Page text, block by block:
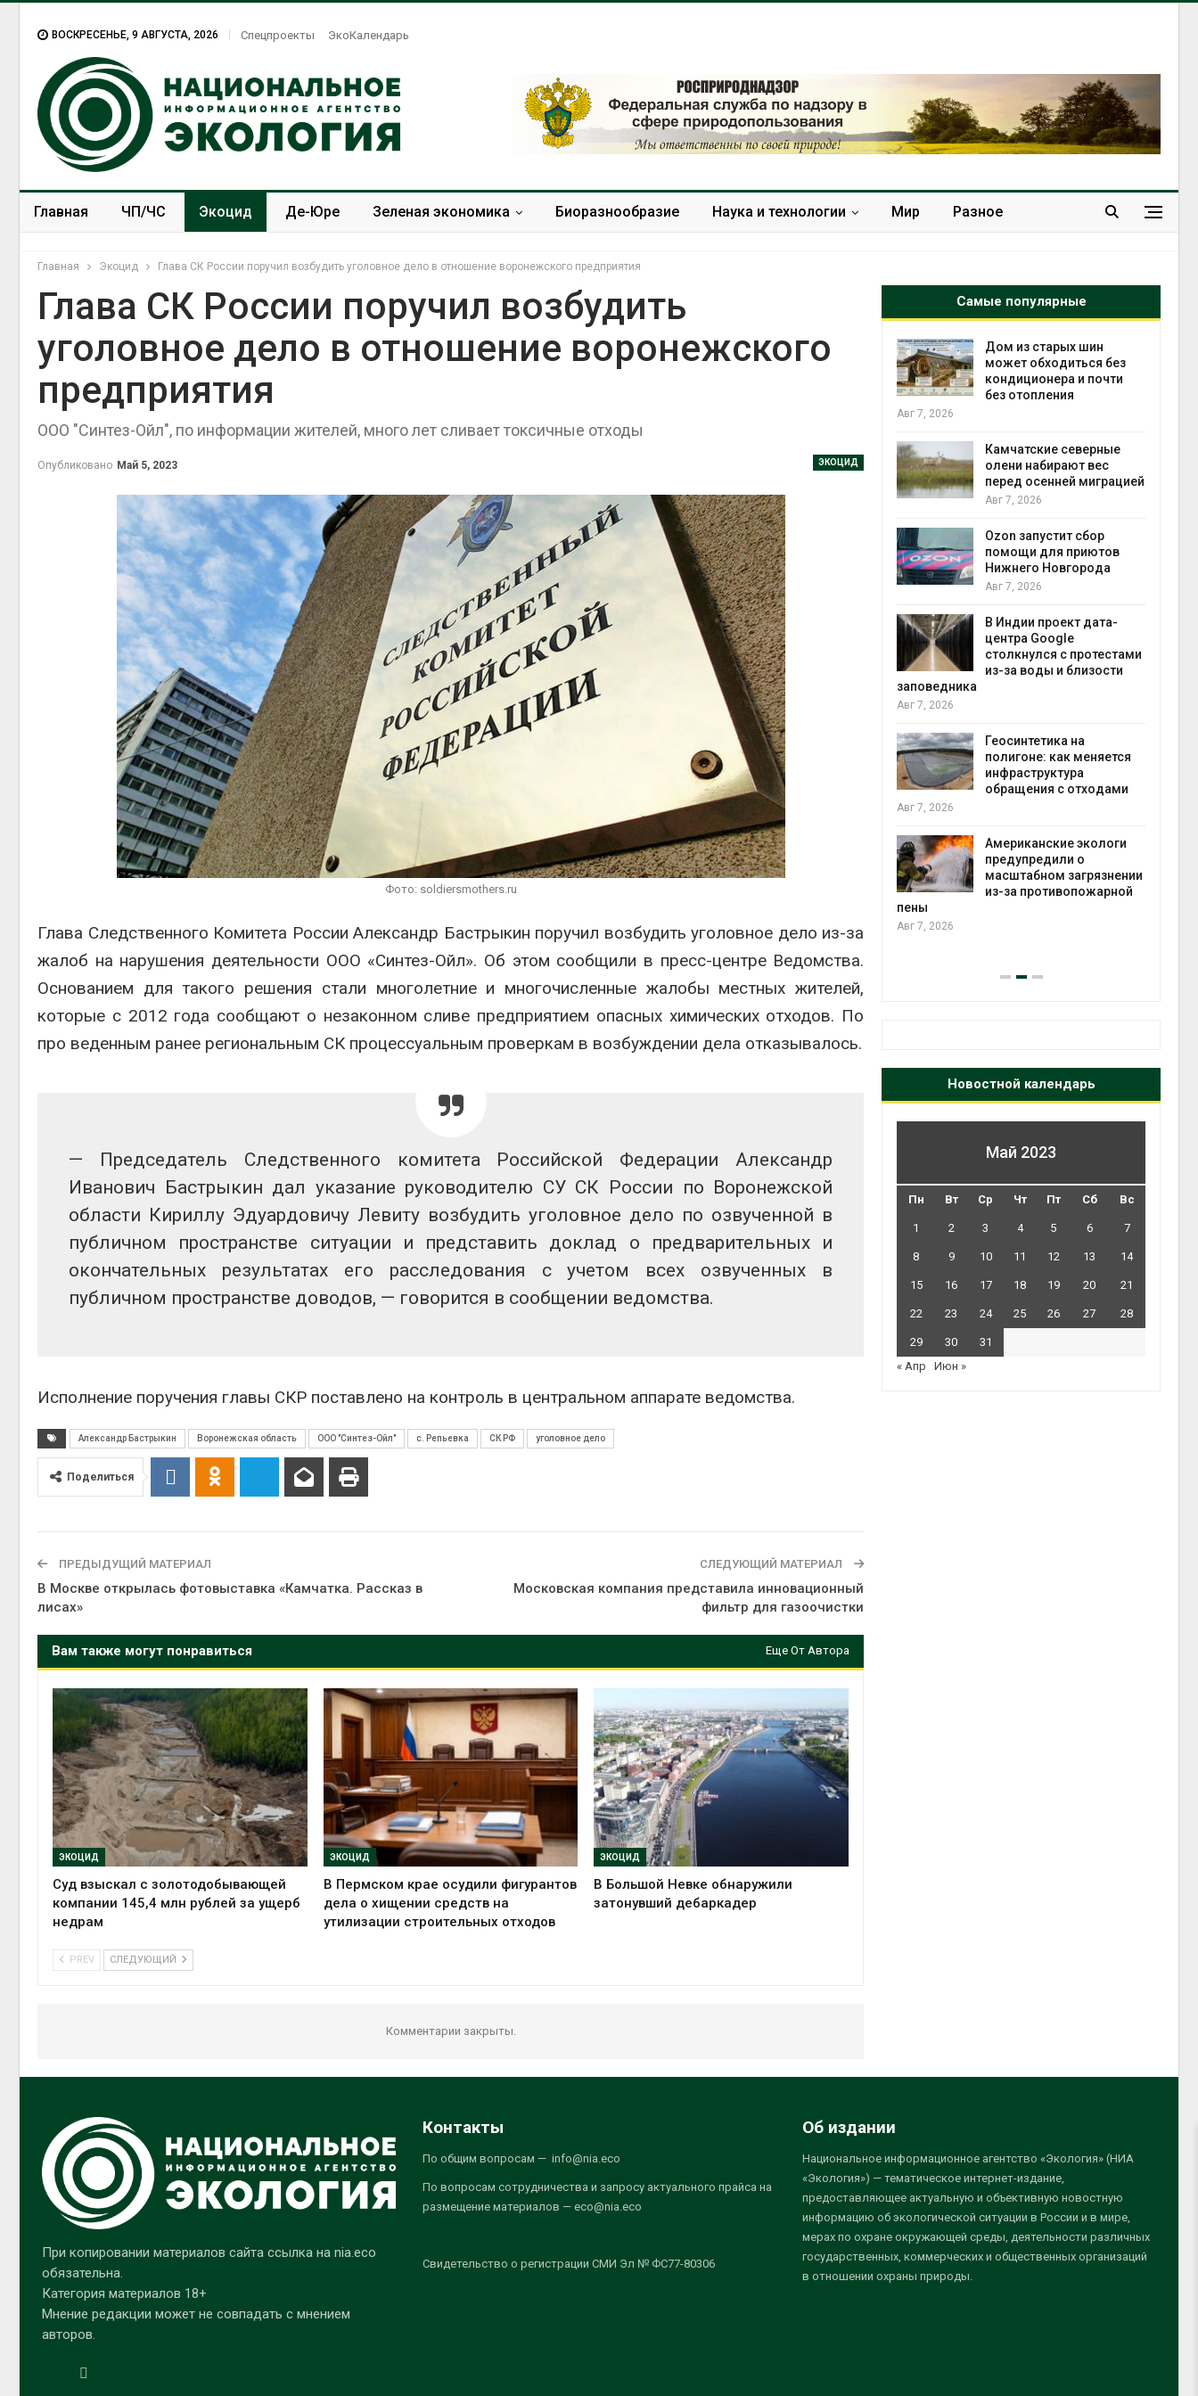
ВОСКРЕСЕНЬЕ, 9 АВГУСТА, 2026 Спецпроекты ЭкоКалендарь
Главная ЧП/ЧС Экоцид Де-Юре Зеленая экономика Биоразнообразие Наука и технологии Мир Разное
Главная Экоцид Глава СК России поручил возбудить уголовное дело в отношение воронежского предприятия
Глава СК России поручил возбудить
уголовное дело в отношение воронежского
предприятия
ООО "Синтез-Ойл", по информации жителей, много лет сливает токсичные отходы
ЭКОЦИД
Опубликовано Май 5, 2023
Фото: soldiersmothers.ru
Глава Следственного Комитета России Александр Бастрыкин поручил возбудить уголовное дело из-за
жалоб на нарушения деятельности ООО «Синтез-Ойл». Об этом сообщили в пресс-центре Ведомства.
Основанием для такого решения стали многолетние и многочисленные жалобы местных жителей,
которые с 2012 года сообщают о незаконном сливе предприятием опасных химических отходов. По
про веденным ранее региональным СК процессуальным проверкам в возбуждении дела отказывалось.
— Председатель Следственного комитета Российской Федерации Александр
Иванович Бастрыкин дал указание руководителю СУ СК России по Воронежской
области Кириллу Эдуардовичу Левиту возбудить уголовное дело по озвученной в
публичном пространстве ситуации и представить доклад о предварительных и
окончательных результатах его расследования с учетом всех озвученных в
публичном пространстве доводов, — говорится в сообщении ведомства.
Исполнение поручения главы СКР поставлено на контроль в центральном аппарате ведомства.
Александр Бастрыкин Воронежская область ООО "Синтез-Ойл" с. Репьевка СК РФ уголовное дело
Поделиться
ПРЕДЫДУЩИЙ МАТЕРИАЛ
В Москве открылась фотовыставка «Камчатка. Рассказ в
лисах»
СЛЕДУЮЩИЙ МАТЕРИАЛ
Московская компания представила инновационный
фильтр для газоочистки
Вам также могут понравиться Еще От Автора
ЭКОЦИД
Суд взыскал с золотодобывающей
компании 145,4 млн рублей за ущерб
недрам
ЭКОЦИД
В Пермском крае осудили фигурантов
дела о хищении средств на
утилизации строительных отходов
ЭКОЦИД
В Большой Невке обнаружили
затонувший дебаркадер
PREV СЛЕДУЮЩИЙ
Комментарии закрыты.
Самые популярные
Названы ведущие
экологические НКО
экстремальными
природными явлениями
Авг 7, 2026
Солнечные панели над
каналами позволяют
одновременно
вырабатывать энергию и
экономить воду
Авг 7, 2026
Дождевая вода с крыш
может помочь городам
переживать жару
Авг 7, 2026
Панамский канал вновь
пресной воды
Авг 6, 2026
Банановые стебли в
Бангладеш превращают в
болезни печени
Авг 8, 2026
Региональный
экологический контроль
в России фактически
ушёл от проверок к
наблюдению
Южная Корея ускорит
развитие солнечной
энергетики из-за роста
спроса со стороны ИИ
Приток воды в
водохранилища Волги и
Камы в августе может
превысить норму почти в
полтора раза
Авг 7, 2026
роста ущерба от пожаров
Авг 7, 2026
Дом из старых шин
может обходиться без
кондиционера и почти
без отопления
Авг 7, 2026
Камчатские северные
олени набирают вес
перед осенней миграцией
Авг 7, 2026
Ozon запустит сбор
помощи для приютов
Нижнего Новгорода
Авг 7, 2026
В Индии проект дата-
центра Google
столкнулся с протестами
из-за воды и близости
заповедника
Авг 7, 2026
Геосинтетика на
полигоне: как меняется
инфраструктура
обращения с отходами
Авг 7, 2026
Американские экологи
предупредили о
масштабном загрязнении
из-за противопожарной
пены
Авг 7, 2026
Новостной календарь
Май 2023
Пн Вт Ср Чт Пт Сб Вс
1 2 3 4 5 6 7
8 9 10 11 12 13 14
15 16 17 18 19 20 21
22 23 24 25 26 27 28
29 30
31
« Апр
Июн »
При копировании материалов сайта ссылка на nia.eco
обязательна.
Категория материалов 18+
Мнение редакции может не совпадать с мнением
авторов.
Контакты
По общим вопросам — info@nia.eco
По вопросам сотрудничества и запросу актуального прайса на
размещение материалов — eco@nia.eco
Свидетельство о регистрации СМИ Эл № ФС77-80306
Об издании
Национальное информационное агентство «Экология» (НИА
«Экология») — тематическое интернет-издание,
предоставляющее актуальную и объективную новостную
информацию об экологической ситуации в России и в мире,
мерах по охране окружающей среды, деятельности различных
государственных, коммерческих и общественных организаций
в отношении охраны природы.